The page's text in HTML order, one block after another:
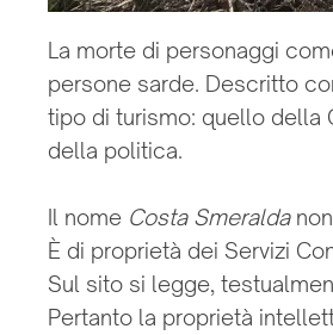
La morte di personaggi
persone sarde. Descritto
tipo di turismo: quello della
della politica.
Il nome Costa Smeraldanon
È di proprietà dei Servizi
Sul sito si legge,
Pertanto la proprietà